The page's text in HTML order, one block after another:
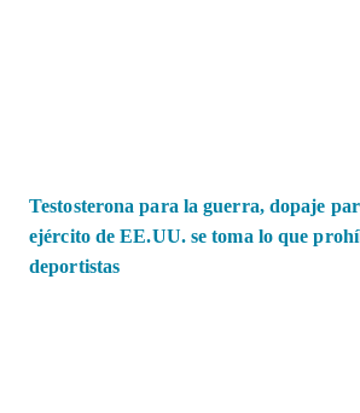
Testosterona para la guerra, dopaje
ejército de EE.UU. se toma lo que
deportistas